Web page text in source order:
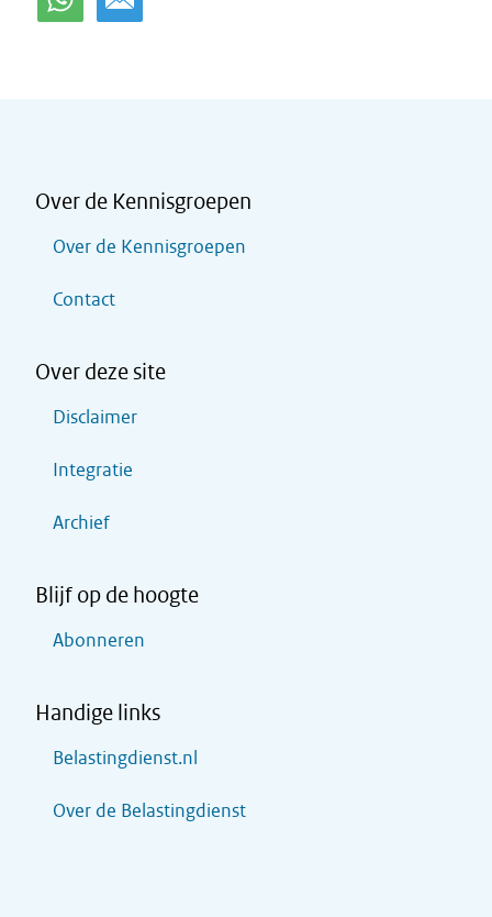
Over de Kennisgroepen
Over de Kennisgroepen
Contact
Over deze site
Disclaimer
Integratie
Archief
Blijf op de hoogte
Abonneren
Handige links
Belastingdienst.nl
Over de Belastingdienst